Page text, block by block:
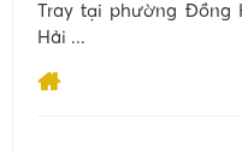
Tray tại phường Đồng
Hải ...